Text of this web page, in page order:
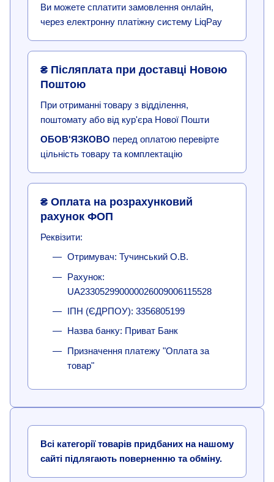
Ви можете сплатити замовлення онлайн,
через електронну платіжну систему LiqPay
₴ Післяплата при доставці Новою
Поштою
При отриманні товару з відділення,
поштомату або від кур'єра Нової Пошти
ОБОВ'ЯЗКОВО перед оплатою перевірте
цільність товару та комплектацію
₴ Оплата на розрахунковий
рахунок ФОП
Реквізити:
Отримувач: Тучинський О.В.
Рахунок:
UA233052990000026009006115528
ІПН (ЄДРПОУ): 3356805199
Назва банку: Приват Банк
Призначення платежу "Оплата за
товар"
Всі категорії товарів придбаних на нашому
сайті підлягають поверненню та обміну.